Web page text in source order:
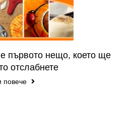
първото нещо, което ще
отслабнете
повече